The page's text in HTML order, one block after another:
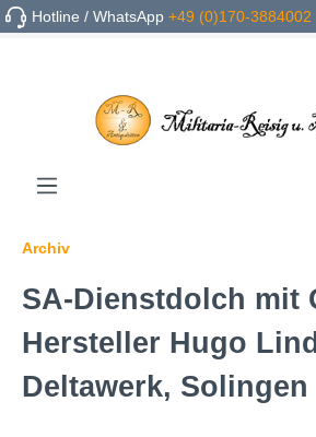
Hotline / WhatsApp+49 (0)170-3884002
Archiv
SA-Dienstdolch mit
Hersteller Hugo
Deltawerk, Solingen